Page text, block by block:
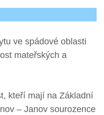
ve spádové oblasti
mateřských a
kteří mají na Základní
– Janov sourozence